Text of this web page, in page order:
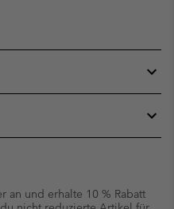
an und erhalte 10 % Rabatt